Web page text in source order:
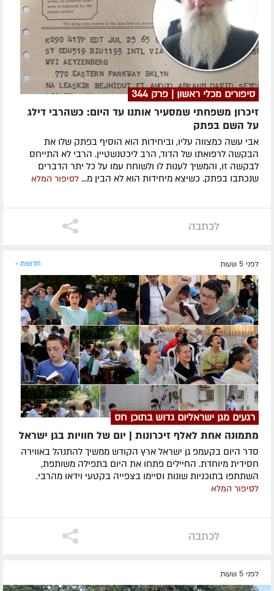
סיפורים מכלי ראשון | פרק 344
זיכרון משפחתי שמסעיר אותנו עד היום: כשהרבי דילג
על השם בפתק
אבי עשה כמצווה עליו, וביחידות הוא הוסיף בפתק שלו את
הבקשה לרפואתו של הדוד, הרב ליכטנשטיין. הרבי לא התייחס
לבקשה זו, והמשיך לענות לו ולשוחח עמו על כל יתר הדברים
שנכתבו בפתק. כשיצא מיחידות הוא לא הבין מ... לסיפור המלא
לכתבה
לפני 5 שעות חדשות »
רגעים מגן ישראליום גדוש בתוכן חס
מתמונה אחת לאלף זיכרונות | יום של חוויות בגן ישראל
סדר היום בקעמפ גן ישראל ארץ הקודש ממשיך להתנהל באווירה
חסידית מיוחדת. החיילים פתחו את היום בתפילה משותפת,
השתתפו בתוכניות שונות וסיימו בצפייה בקטעי וידאו מהרבי.
לסיפור המלא
לכתבה
לפני 5 שעות